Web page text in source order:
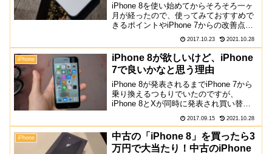
iPhone 8を使い始めてからそろそろ一ヶ
月が経ったので、使ってみておすすめで
きるポイントやiPhone 7からの改善点な
どをまとめて見たいと思います。完成さ
れたデザインがそこに何と言っても注目
すべきは、背面がガラスになった美しい
ボディ。...
2017.10.23 2021.10.28
iPhone
iPhone 8が欲しいけど、iPhone
7で良いかなと思う理由
iPhone 8が発表されるまでiPhone 7から
乗り換えるつもりでいたのですが、
iPhone 8とXが同時に発表され買い替え
を踏みとどまったのでそのポイントや、
これからiPhone 8を買おうとする人への
注意点をまとめてみました。iPh...
2017.09.15 2021.10.28
iPhone
中古の「iPhone 8」を買ったら3
万円で大当たり！中古のiPhone